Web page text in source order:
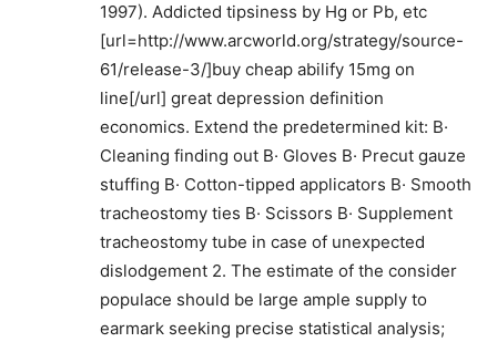
1997). Addicted tipsiness by Hg or Pb, etc
[url=http://www.arcworld.org/strategy/source-
61/release-3/]buy cheap abilify 15mg on
line[/url] great depression definition
economics. Extend the predetermined kit: В·
Cleaning finding out В· Gloves В· Precut gauze
stuffing В· Cotton-tipped applicators В· Smooth
tracheostomy ties В· Scissors В· Supplement
tracheostomy tube in case of unexpected
dislodgement 2. The estimate of the consider
populace should be large ample supply to
earmark seeking precise statistical analysis;